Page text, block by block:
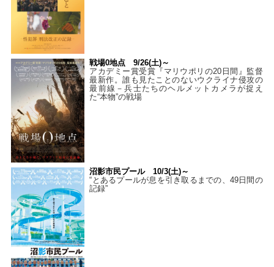
戦場0地点 9/26(土)～
アカデミー賞受賞『マリウポリの20日間』監督
最新作。誰も見たことのないウクライナ侵攻の
最前線－兵士たちのヘルメットカメラが捉え
た“本物”の戦場
沼影市民プール 10/3(土)～
“とあるプールが息を引き取るまでの、49日間の
記録”